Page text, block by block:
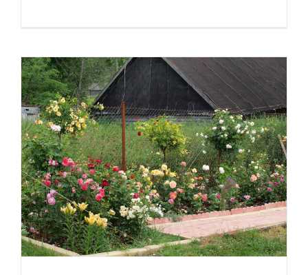
Najciekawsze róże pienne do
Twojego ogrodu